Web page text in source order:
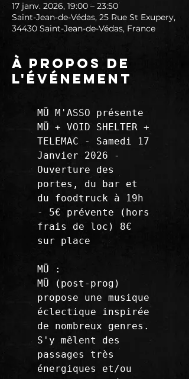
17 janv. 2026, 19:00 – 23:50
Saint-Jean-de-Védas, 25 Rue St Exupery,
34430 Saint-Jean-de-Védas, France
À propos de
l'événement
MÜ M'ASSO présente
MÜ + VOID SHELTER +
TELEMAC - Samedi 17
Janvier 2026 -
Ouverture des
portes, du bar et
du foodtruck à 19h
- 5€ prévente (hors
frais de loc) 8€
sur place
MÜ :
MÜ (post-prog)
propose une musique
éclectique inspirée
de nombreux genres.
S'y mêlent des
passages très
énergiques et/ou